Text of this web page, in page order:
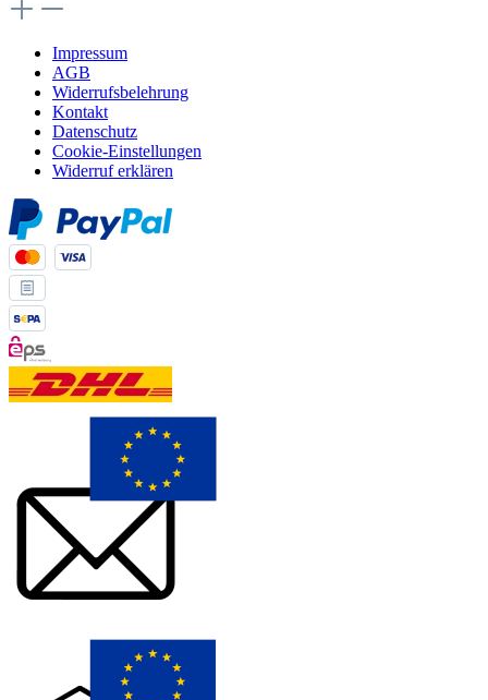
Impressum
AGB
Widerrufsbelehrung
Kontakt
Datenschutz
Cookie-Einstellungen
Widerruf erklären